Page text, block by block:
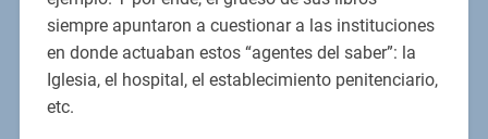
siempre apuntaron a cuestionar a las instituciones
en donde actuaban estos “agentes del saber”: la
Iglesia, el hospital, el establecimiento penitenciario,
etc.